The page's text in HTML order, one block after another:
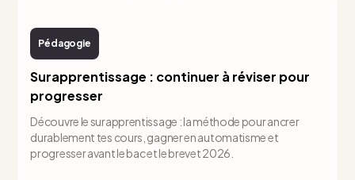
Pédagogie
Surapprentissage : continuer à réviser pour
progresser
Découvre le surapprentissage : la méthode pour ancrer
durablement tes cours, gagner en automatisme et
progresser avant le bac et le brevet 2026.